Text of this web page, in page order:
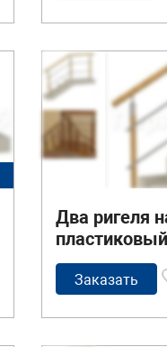
Два ригеля
квадратные
стойки
Заказать